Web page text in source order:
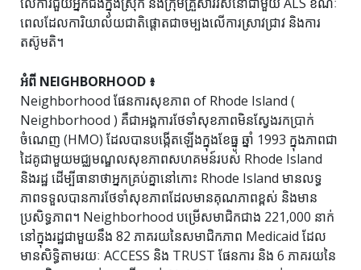
ពេលដែលការិយាល័យជាតិផ្តោតជាចម្បងលើការស្រាវជ្រាវ និងការ
តស៊ូមតិ។
អំពី NEIGHBORHOOD ៖
Neighborhood ផែនការសុខភាព of Rhode Island (
Neighborhood ) គឺជាអង្គការថែទាំសុខភាពមិនស្វែងរកប្រាក់
ចំណេញ (HMO) ដែលបានបង្កើតឡើងក្នុងខែធ្នូ ឆ្នាំ 1993 ក្នុងភាពជា
ដៃគូជាមួយមជ្ឈមណ្ឌលសុខភាពសហគមន៍របស់ Rhode Island
និងរដ្ឋ ដើម្បីធានាថាអ្នកគ្រប់គ្នានៅកោះ Rhode Island មានលទ្ធ
ភាពទទួលបានការថែទាំសុខភាពដែលមានគុណភាពខ្ពស់ និងមាន
ប្រសិទ្ធភាព។ Neighborhood បម្រើសមាជិកជាង 221,000 នាក់
នៅក្នុងរដ្ឋជាមួយនឹង 82 ភាគរយនៃសមាជិកភាព Medicaid ដែល
មានសិទ្ធិតាមរយៈ ACCESS និង TRUST ផែនការ និង 6 ភាគរយនៃ